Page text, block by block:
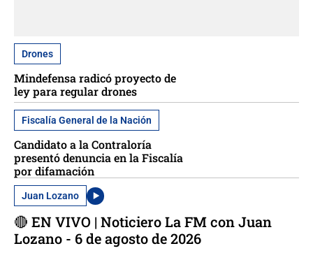
Drones
Mindefensa radicó proyecto de
ley para regular drones
Fiscalía General de la Nación
Candidato a la Contraloría
presentó denuncia en la Fiscalía
por difamación
Juan Lozano
🔴 EN VIVO | Noticiero La FM con Juan
Lozano - 6 de agosto de 2026